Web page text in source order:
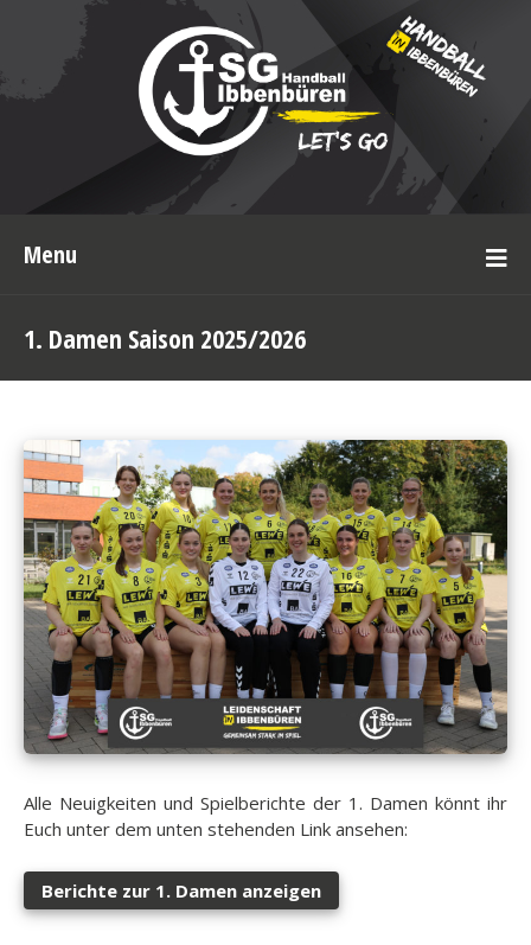
Menu
1. Damen Saison 2025/2026
Alle Neuigkeiten und Spielberichte der 1. Damen könnt ihr
Euch unter dem unten stehenden Link ansehen:
Berichte zur 1. Damen anzeigen